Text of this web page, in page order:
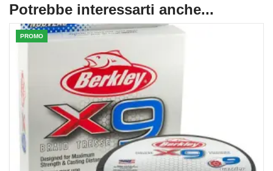
Potrebbe interessarti anche...
PROMO